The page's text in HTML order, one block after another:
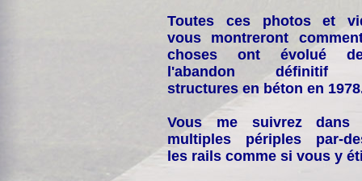
Toutes ces photos et
vous montreront
choses ont évolué
l'abandon définitif
structures en béton en
Vous me suivrez dans
multiples périples par-
les rails comme si vous y